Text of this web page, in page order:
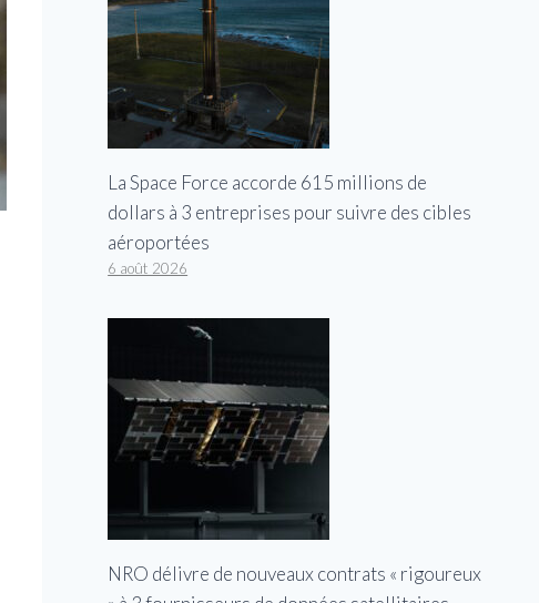
La Space Force accorde 615 millions de
dollars à 3 entreprises pour suivre des cibles
aéroportées
6 août 2026
NRO délivre de nouveaux contrats « rigoureux